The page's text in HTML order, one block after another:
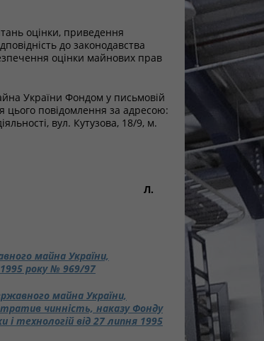
оцінки, приведення
до законодавства
оцінки майнових прав
України Фондом у письмовій
цього повідомлення за адресою:
вул. Кутузова, 18/9, м.
діяльності Л.
майна України,
року № 969/97
майна України,
чинність, наказу Фонду
технологій від 27 липня 1995